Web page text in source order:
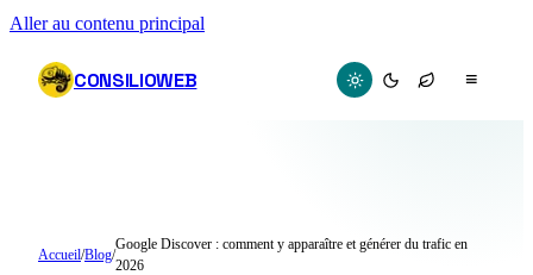
Aller au contenu principal
CONSILIOWEB ≡
Accueil/Blog/
Google Discover : comment y apparaître et générer du trafic en
2026